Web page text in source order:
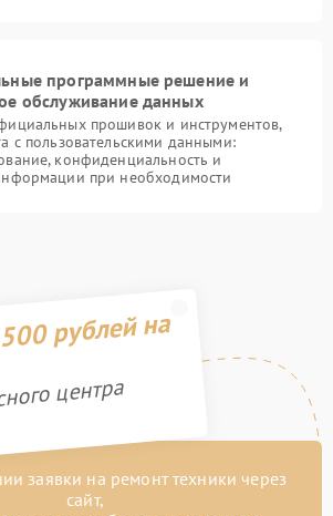
программные решение и
обслуживание данных
прошивок и инструментов,
с пользовательскими данными:
конфиденциальность и
при необходимости
рублей на
центра
заявки на ремонт техники через
сайт,